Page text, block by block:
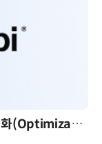
AI 시대의 의사결정을 바꾸는 수리최적화(Optimization): 실제 산업 적용 사례와 활용 전략